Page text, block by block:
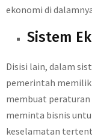
ekonomi di
Sistem
Disisi lain, dalam
pemerintah
membuat
meminta bisnis
keselamatan